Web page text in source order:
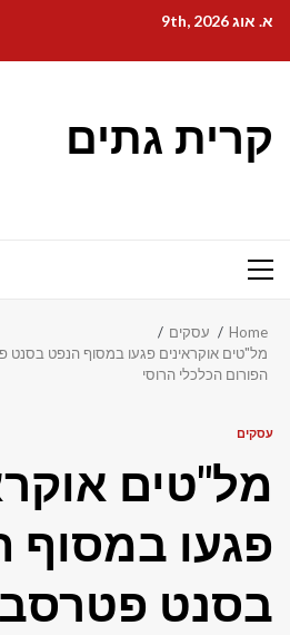
content
א. אוג 9th, 2026
קרית גתים
Primary
Home
עסקים
מל"טים אוקראינים פגעו במסוף הנפט
הפורום הכלכלי הרוסי
עסקים
מל"טים
פגעו במסוף
בסנט